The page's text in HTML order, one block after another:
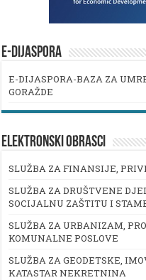
E-DIJASPORA
E-DIJASPORA-BAZA ZA
GORAŽDE
ELEKTRONSKI OBRASCI
SLUŽBA ZA FINANSIJE,
SLUŽBA ZA DRUŠTVENE
SOCIJALNU ZAŠTITU I
SLUŽBA ZA URBANIZAM,
KOMUNALNE POSLOVE
SLUŽBA ZA GEODETSKE,
KATASTAR NEKRETNINA